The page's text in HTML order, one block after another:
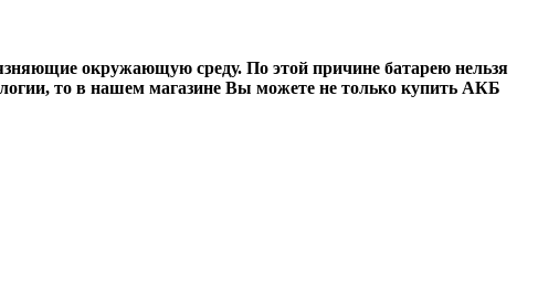
окружающую среду. По этой причине батарею нельзя
то в нашем магазине Вы можете не только купить АКБ